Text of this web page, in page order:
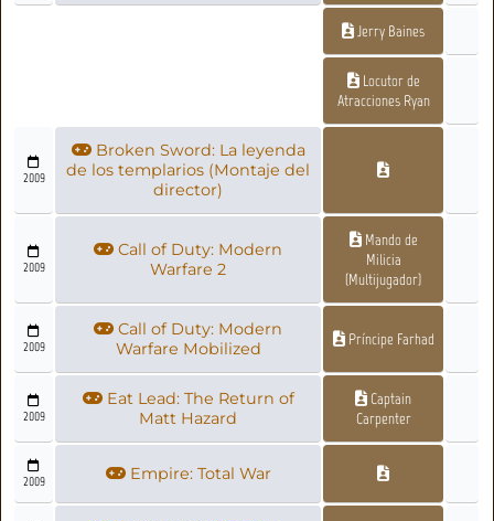
Jerry Baines
Locutor de
Atracciones Ryan
2009
Broken Sword: La leyenda
de los templarios (Montaje del
director)
2009
Call of Duty: Modern
Warfare 2
Mando de
Milicia
(Multijugador)
2009
Call of Duty: Modern
Warfare Mobilized
Príncipe Farhad
2009
Eat Lead: The Return of
Matt Hazard
Captain
Carpenter
2009 Empire: Total War